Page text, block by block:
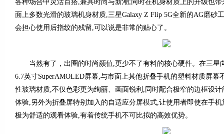
各种场合中灵活百搭,兼具时尚与新潮;同时在机身材质上的升级也
面上多数光滑的玻璃机身材质,三星Galaxy Z Flip 5G全新的AG磨砂
会担心使用后指纹的残留,可以说是非常的贴心了。
当然有了，出圈的时尚颜值,更少不了有料的核心硬件。在三星
6.7英寸SuperAMOLED屏幕,与市面上其他折叠手机的塑料材质屏幕
性玻璃材质,不仅色彩更为绚丽、画面锐利,同时配合极窄的边框设
体验,另外为折叠屏特别加入的自适应分屏模式,让使用者即使在手
极为舒适的观看体验,有着传统手机不可比拟的高效优势。